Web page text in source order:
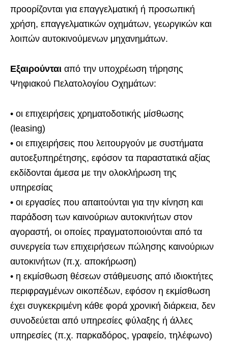
προορίζονται για επαγγελματική ή προσωπική
χρήση, επαγγελματικών οχημάτων, γεωργικών και
λοιπών αυτοκινούμενων μηχανημάτων.
Εξαιρούνται από την υποχρέωση τήρησης
Ψηφιακού Πελατολογίου Οχημάτων:
• οι επιχειρήσεις χρηματοδοτικής μίσθωσης
(leasing)
• οι επιχειρήσεις που λειτουργούν με συστήματα
αυτοεξυπηρέτησης, εφόσον τα παραστατικά αξίας
εκδίδονται άμεσα με την ολοκλήρωση της
υπηρεσίας
• οι εργασίες που απαιτούνται για την κίνηση και
παράδοση των καινούριων αυτοκινήτων στον
αγοραστή, οι οποίες πραγματοποιούνται από τα
συνεργεία των επιχειρήσεων πώλησης καινούριων
αυτοκινήτων (π.χ. αποκήρωση)
• η εκμίσθωση θέσεων στάθμευσης από ιδιοκτήτες
περιφραγμένων οικοπέδων, εφόσον η εκμίσθωση
έχει συγκεκριμένη κάθε φορά χρονική διάρκεια, δεν
συνοδεύεται από υπηρεσίες φύλαξης ή άλλες
υπηρεσίες (π.χ. παρκαδόρος, γραφείο, τηλέφωνο)